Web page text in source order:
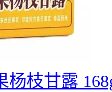
杨枝甘露